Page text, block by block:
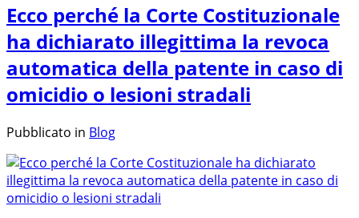
Ecco perché la Corte Costituzionale
ha dichiarato illegittima la revoca
automatica della patente in caso di
omicidio o lesioni stradali
Pubblicato in Blog